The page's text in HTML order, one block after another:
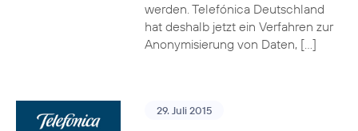
werden. Telefónica Deutschland
hat deshalb jetzt ein Verfahren zur
Anonymisierung von Daten, […]
29. Juli 2015